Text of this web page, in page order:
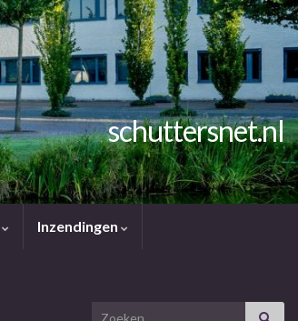
schuttersnet.nl
Inzendingen
Search for: